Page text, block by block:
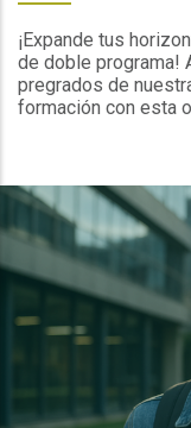
¡Expande tus
de doble programa!
pregrados de
formación con esta